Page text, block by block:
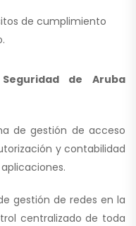
de cumplimiento
de Aruba
de gestión de acceso
y contabilidad
gestión de redes en la
centralizado de toda